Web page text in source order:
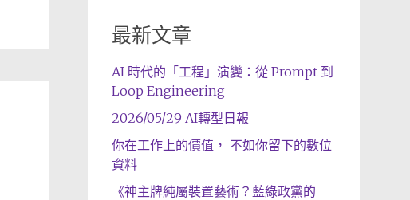
最新文章
AI 時代的「工程」演變：從 Prompt 到
Loop Engineering
2026/05/29 AI轉型日報
你在工作上的價值， 不如你留下的數位
資料
《神主牌純屬裝置藝術？藍綠政黨的